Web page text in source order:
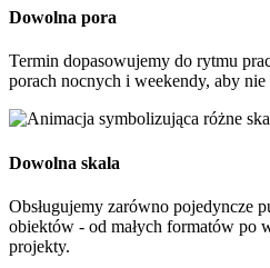
Dowolna pora
Termin dopasowujemy do rytmu
porach nocnych i weekendy, aby nie
Dowolna skala
Obsługujemy zarówno pojedyncze
obiektów - od małych formatów po
projekty.